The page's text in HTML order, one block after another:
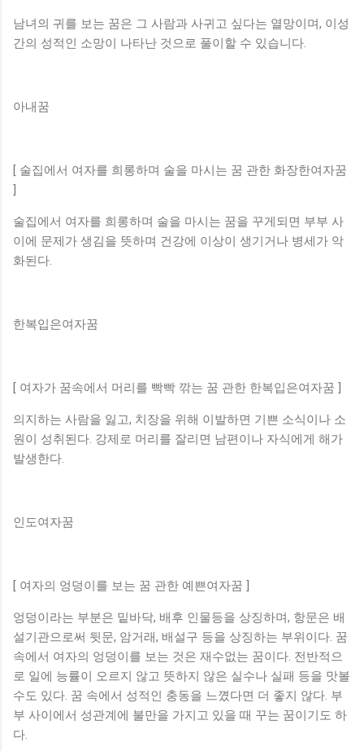
남녀의 귀를 보는 꿈은 그 사람과 사귀고 싶다는 열망이며, 이성
간의 성적인 소망이 나타난 것으로 풀이할 수 있습니다.
아내꿈
[ 술집에서 여자를 희롱하며 술을 마시는 꿈 관한 화장한여자꿈
]
술집에서 여자를 희롱하며 술을 마시는 꿈을 꾸게되면 부부 사
이에 문제가 생김을 뜻하며 건강에 이상이 생기거나 병세가 악
화된다.
한복입은여자꿈
[ 여자가 꿈속에서 머리를 빡빡 깎는 꿈 관한 한복입은여자꿈 ]
의지하는 사람을 잃고, 치장을 위해 이발하면 기쁜 소식이나 소
원이 성취된다. 강제로 머리를 잘리면 남편이나 자식에게 해가
발생한다.
인도여자꿈
[ 여자의 엉덩이를 보는 꿈 관한 예쁜여자꿈 ]
엉덩이라는 부분은 밑바닥, 배후 인물등을 상징하며, 항문은 배
설기관으로써 뒷문, 암거래, 배설구 등을 상징하는 부위이다. 꿈
속에서 여자의 엉덩이를 보는 것은 재수없는 꿈이다. 전반적으
로 일에 능률이 오르지 않고 뜻하지 않은 실수나 실패 등을 맛볼
수도 있다. 꿈 속에서 성적인 충동을 느꼈다면 더 좋지 않다. 부
부 사이에서 성관계에 불만을 가지고 있을 때 꾸는 꿈이기도 하
다.